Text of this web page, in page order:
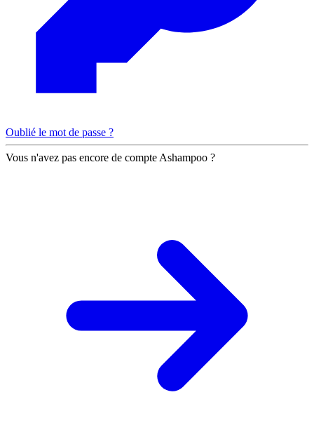
Oublié le mot de passe ?
Vous n'avez pas encore de compte Ashampoo ?